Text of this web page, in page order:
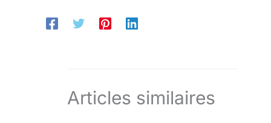
lave-vaisselle, Garantie à vie Contenu : 1x Le Creuset
Articles similaires